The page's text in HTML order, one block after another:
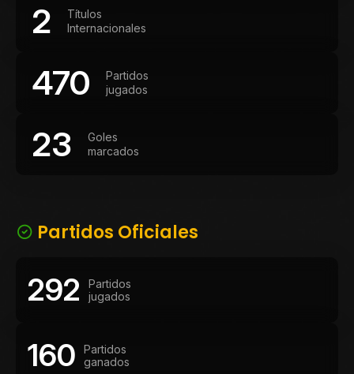
2
Títulos
Internacionales
470
Partidos
jugados
23
Goles
marcados
Partidos Oficiales
292
Partidos
jugados
160
Partidos
ganados